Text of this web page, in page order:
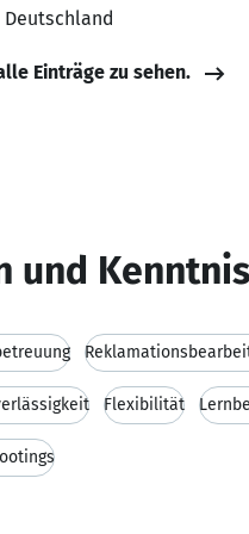
Deutschland
Einträge zu sehen.
und
Flexibilität